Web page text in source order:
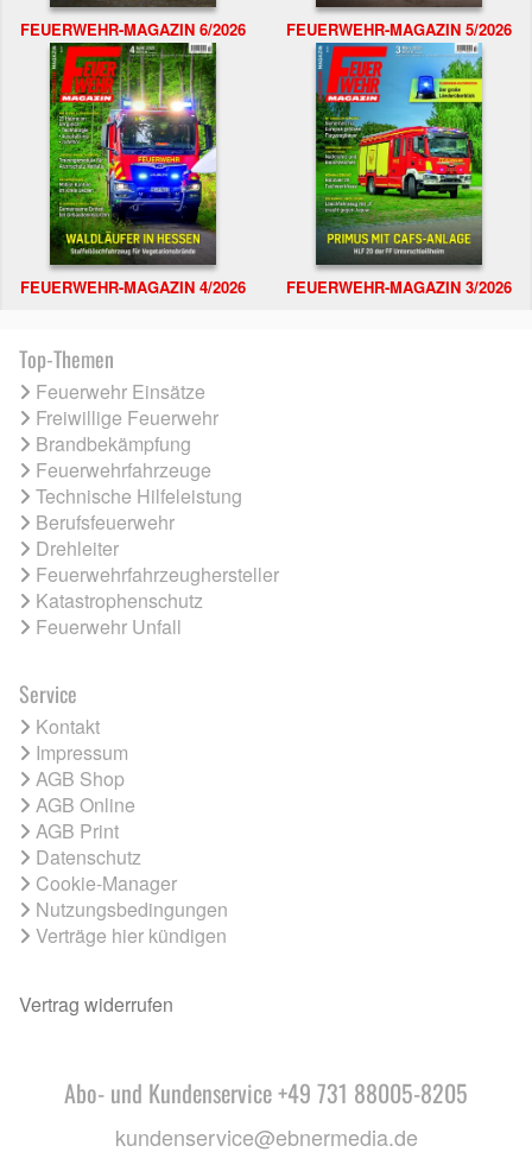
FEUERWEHR-MAGAZIN 6/2026 FEUERWEHR-MAGAZIN 5/2026
FEUERWEHR-MAGAZIN 4/2026 FEUERWEHR-MAGAZIN 3/2026
Top-Themen
Feuerwehr Einsätze
Freiwillige Feuerwehr
Brandbekämpfung
Feuerwehrfahrzeuge
Technische Hilfeleistung
Berufsfeuerwehr
Drehleiter
Feuerwehrfahrzeughersteller
Katastrophenschutz
Feuerwehr Unfall
Service
Kontakt
Impressum
AGB Shop
AGB Online
AGB Print
Datenschutz
Cookie-Manager
Nutzungsbedingungen
Verträge hier kündigen
Vertrag widerrufen
Abo- und Kundenservice +49 731 88005-8205
kundenservice@ebnermedia.de